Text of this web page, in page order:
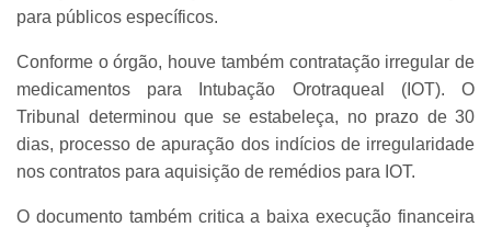
para públicos específicos.
Conforme o órgão, houve também contratação irregular de
medicamentos para Intubação Orotraqueal (IOT). O
Tribunal determinou que se estabeleça, no prazo de 30
dias, processo de apuração dos indícios de irregularidade
nos contratos para aquisição de remédios para IOT.
O documento também critica a baixa execução financeira